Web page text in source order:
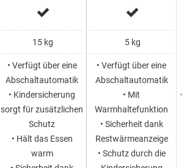
15 kg
• Verfügt über eine
Abschaltautomatik
• Kindersicherung
sorgt für zusätzlichen
Schutz
• Hält das Essen
warm
5 kg
• Verfügt über eine
Abschaltautomatik
• Mit
Warmhaltefunktion
• Sicherheit dank
Restwärmeanzeige
• Schutz durch die